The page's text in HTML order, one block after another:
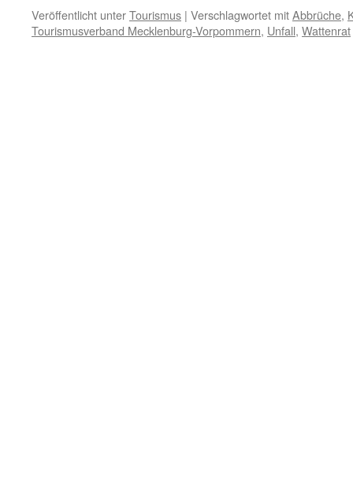
Veröffentlicht unterTourismus | Verschlagwortet mitAbbrüche,
Tourismusverband Mecklenburg-Vorpommern, Unfall, Wattenrat